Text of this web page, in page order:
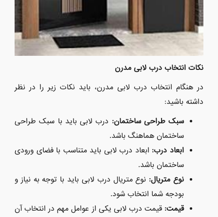
نکات انتخاب درب لابی مدرن
در هنگام انتخاب درب لابی مدرن، باید نکات زیر را در نظر
داشته باشید:
سبک طراحی ساختمان: درب لابی باید با سبک طراحی
ساختمان هماهنگ باشد.
ابعاد درب: ابعاد درب لابی باید متناسب با فضای ورودی
ساختمان باشد.
نوع متریال: نوع متریال درب لابی باید با توجه به نیاز و
بودجه شما انتخاب شود.
قیمت: قیمت درب لابی یکی از عوامل مهم در انتخاب آن